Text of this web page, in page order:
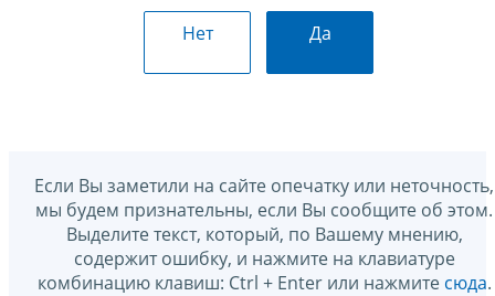
Нет Да
Если Вы заметили на сайте опечатку или неточность,
мы будем признательны, если Вы сообщите об этом.
Выделите текст, который, по Вашему мнению,
содержит ошибку, и нажмите на клавиатуре
комбинацию клавиш: Ctrl + Enter или нажмите сюда.